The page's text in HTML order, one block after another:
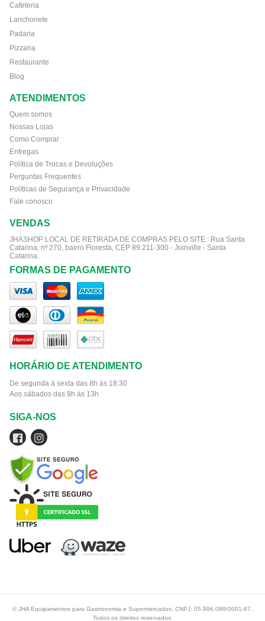
Cafeteria
Lanchonete
Padaria
Pizzaria
Restaurante
Blog
ATENDIMENTOS
Quem somos
Nossas Lojas
Como Comprar
Entregas
Política de Trocas e Devoluções
Perguntas Frequentes
Políticas de Segurança e Privacidade
Fale conosco
VENDAS
JHASHOP LOCAL DE RETIRADA DE COMPRAS PELO SITE : Rua Santa
Catarina, nº 270, bairro Floresta, CEP 89.211-300 - Joinville - Santa
Catarina.
FORMAS DE PAGAMENTO
HORÁRIO DE ATENDIMENTO
De segunda à sexta das 8h às 18:30
Aos sábados das 9h às 13h
SIGA-NOS
© JHA Equipamentos para Gastronomia e Supermercados. CNPJ: 05.996.088/0001-67.
Todos os direitos reservados.